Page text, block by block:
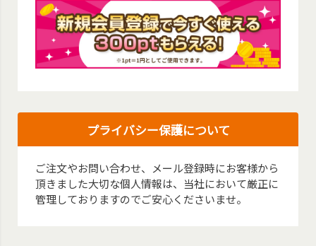
プライバシー保護について
ご注文やお問い合わせ、メール登録時にお客様から
頂きました大切な個人情報は、当社において厳正に
管理しておりますのでご安心くださいませ。